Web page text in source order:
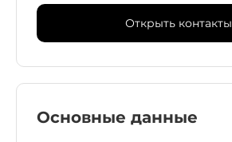
Открыть контакты
Основные данные